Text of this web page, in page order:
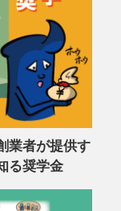
業者が提供す
る奨学金